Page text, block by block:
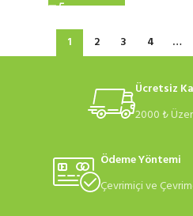
1 2 3 4 …
Ücretsiz
2000 ₺
Ödeme Yöntemi
Çevrimiçi ve